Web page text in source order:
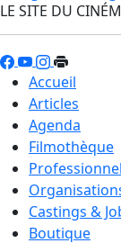
LE SITE DU
Accueil
Articles
Agenda
Filmothèque
Castings &
Boutique